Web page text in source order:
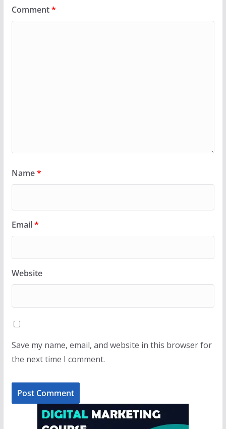
Comment*
Name*
Email*
Website
Save my name, email, and website in this browser for
the next time I comment.